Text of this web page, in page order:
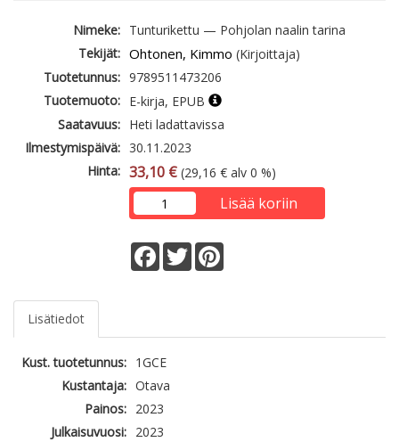
Nimeke: Tunturikettu — Pohjolan naalin tarina
Tekijät: Ohtonen, Kimmo (Kirjoittaja)
Tuotetunnus: 9789511473206
Tuotemuoto: E-kirja, EPUB
Saatavuus: Heti ladattavissa
Ilmestymispäivä: 30.11.2023
Hinta: 33,10 € (29,16 € alv 0 %)
Lisää koriin
Facebook
Twitter
Lisätiedot
Kust. tuotetunnus: 1GCE
Kustantaja: Otava
Painos: 2023
Julkaisuvuosi: 2023